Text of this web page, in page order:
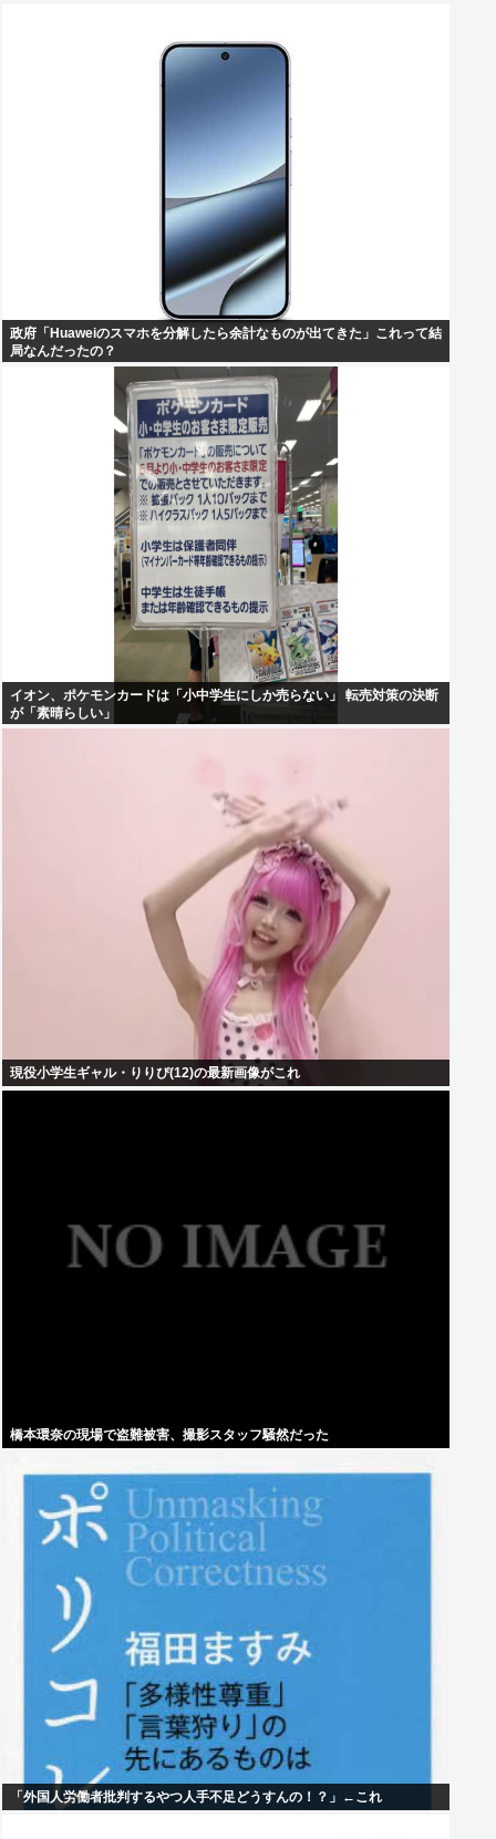
政府「Huaweiのスマホを分解したら余計なものが出てきた」これって結
局なんだったの？
イオン、ポケモンカードは「小中学生にしか売らない」 転売対策の決断
が「素晴らしい」
現役小学生ギャル・りりぴ(12)の最新画像がこれ
橋本環奈の現場で盗難被害、撮影スタッフ騒然だった
「外国人労働者批判するやつ人手不足どうすんの！？」←これ